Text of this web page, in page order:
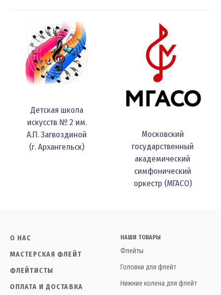
Детская школа
искусств № 2 им.
А.П. Загвоздиной
(г. Архангельск)
Московский
государственный
академический
симфонический
оркестр (МГАСО)
О НАС
МАСТЕРСКАЯ ФЛЕЙТ
ФЛЕЙТИСТЫ
ОПЛАТА И ДОСТАВКА
НАШИ ТОВАРЫ
Флейты
Головки для флейт
Нижние колена для флейт